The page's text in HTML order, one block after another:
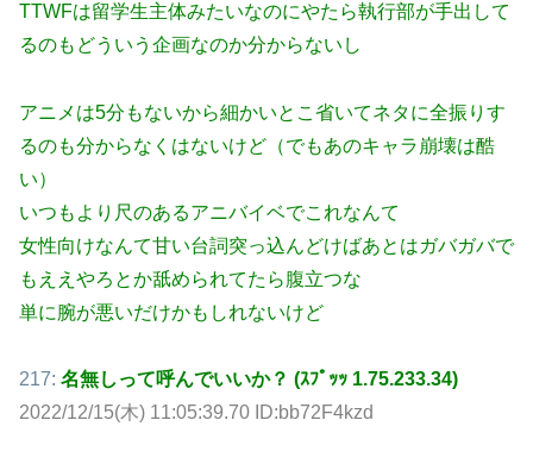
TTWFは留学生主体みたいなのにやたら執行部が手出して
るのもどういう企画なのか分からないし
アニメは5分もないから細かいとこ省いてネタに全振りす
るのも分からなくはないけど（でもあのキャラ崩壊は酷
い）
いつもより尺のあるアニバイベでこれなんて
女性向けなんて甘い台詞突っ込んどけばあとはガバガバで
もええやろとか舐められてたら腹立つな
単に腕が悪いだけかもしれないけど
217: 名無しって呼んでいいか？ (ｽﾌﾟｯｯ 1.75.233.34)
2022/12/15(木) 11:05:39.70 ID:bb72F4kzd